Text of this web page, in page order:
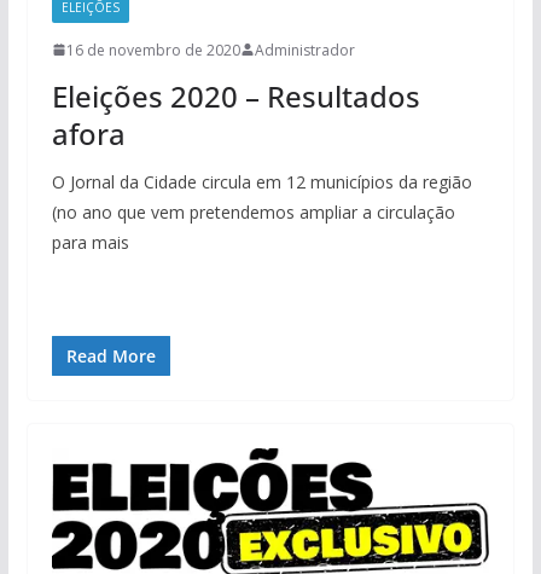
ELEIÇÕES
16 de novembro de 2020 Administrador
Eleições 2020 – Resultados
afora
O Jornal da Cidade circula em 12 municípios da região
(no ano que vem pretendemos ampliar a circulação
para mais
Read More